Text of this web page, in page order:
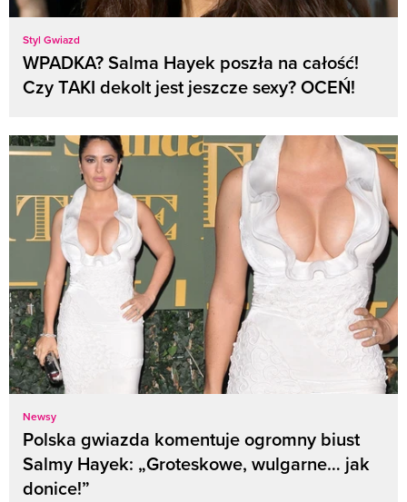
Styl Gwiazd
WPADKA? Salma Hayek poszła na całość!
Czy TAKI dekolt jest jeszcze sexy? OCEŃ!
Newsy
Polska gwiazda komentuje ogromny biust
Salmy Hayek: „Groteskowe, wul­garne… jak
donice!”